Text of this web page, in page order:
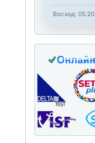
Восход: 05:20